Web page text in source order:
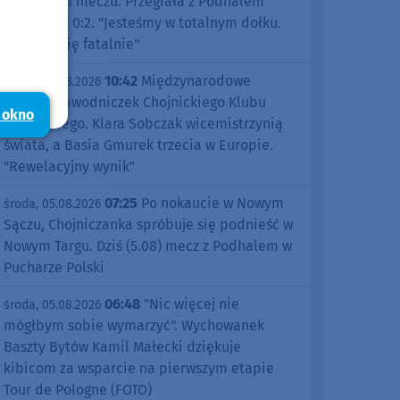
Nowy Targ 0:2. "Jesteśmy w totalnym dołku.
Czujemy się fatalnie"
środa, 05.08.2026 10:42 Międzynarodowe
sukcesy zawodniczek Chojnickiego Klubu
Żeglarskiego. Klara Sobczak wicemistrzynią
świata, a Basia Gmurek trzecia w Europie.
"Rewelacyjny wynik"
środa, 05.08.2026 07:25 Po nokaucie w Nowym
Sączu, Chojniczanka spróbuje się podnieść w
Nowym Targu. Dziś (5.08) mecz z Podhalem w
Pucharze Polski
środa, 05.08.2026 06:48 "Nic więcej nie
mógłbym sobie wymarzyć". Wychowanek
Baszty Bytów Kamil Małecki dziękuje
kibicom za wsparcie na pierwszym etapie
Tour de Pologne (FOTO)